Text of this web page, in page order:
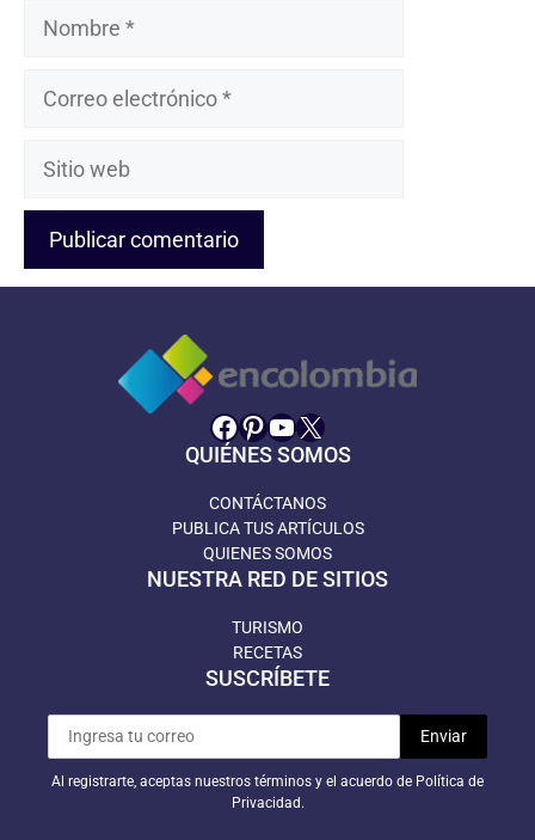
Nombre
Sitio
Facebook
Pinterest
YouTube
X
QUIÉNES SOMOS
CONTÁCTANOS
PUBLICA TUS ARTÍCULOS
QUIENES SOMOS
NUESTRA RED DE SITIOS
TURISMO
RECETAS
SUSCRÍBETE
Al registrarte, aceptas nuestros términos y el acuerdo de Política de
Privacidad.